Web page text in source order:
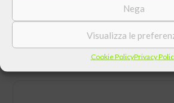
Nega
Visualizza le
Cookie PolicyPrivacy
confrontano per il nuovo inizio.
sul Sito del Centro Culturale